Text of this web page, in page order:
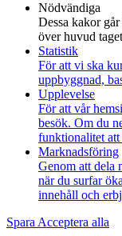
Nödvändiga
Dessa kakor
över huvud
Statistik
För att vi ska
uppbyggnad,
Upplevelse
För att vår
besök. Om du
funktionalitet
Marknadsföring
Genom att dela
när du surfar
innehåll och
Spara Acceptera alla